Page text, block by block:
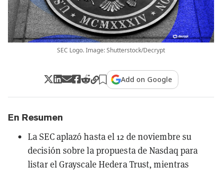
SEC Logo. Image: Shutterstock/Decrypt
Add on Google
En Resumen
La SEC aplazó hasta el 12 de noviembre su
decisión sobre la propuesta de Nasdaq para
listar el Grayscale Hedera Trust, mientras